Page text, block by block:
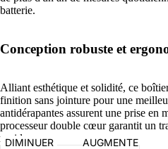
batterie.
Conception robuste et
Alliant esthétique et solidité, ce
finition sans jointure pour une
antidérapantes assurent une prise en
processeur double cœur garantit un
rapide.
DIMINUER
AUGMENTER
Politique de confidentialité